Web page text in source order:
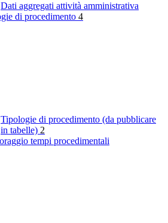
Dati aggregati attività amministrativa
di procedimento 4
Tipologie di procedimento (da pubblicare
in tabelle) 2
tempi procedimentali